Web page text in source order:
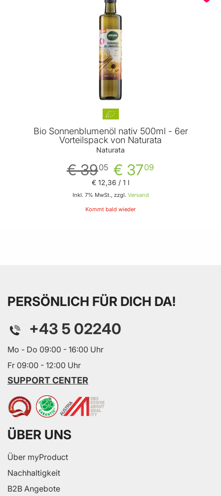
Bio Sonnenblumenöl nativ 500ml - 6er
Vorteilspack von Naturata
Naturata
€ 3709
€ 3905
Inkl. 7% MwSt., zzgl. Versand
€ 12,36 / 1 l
Kommt bald wieder
PERSÖNLICH FÜR DICH DA!
+43 5 02240
Mo - Do 09:00 - 16:00 Uhr
Fr 09:00 - 12:00 Uhr
SUPPORT CENTER
ÜBER UNS
Über myProduct
Nachhaltigkeit
B2B Angebote